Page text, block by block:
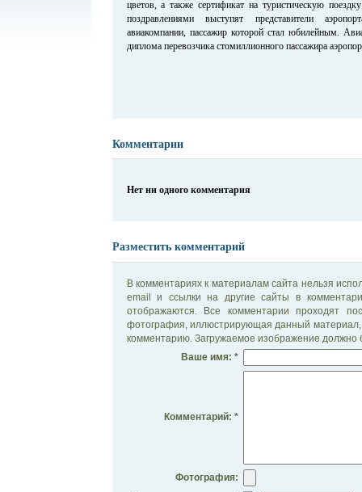
цветов, а также сертификат на туристическую
поздравлениями выступят представители
авиакомпании, пассажир которой стал юбилейным.
диплома перевозчика стомиллионного пассажира
Комментарии
Нет ни одного комментария
Разместить комментарий
В комментариях к материалам сайта нельзя
email и ссылки на другие сайты в
отображаются. Все комментарии проходят
фотография, иллюстрирующая данный материал,
комментарию. Загружаемое изображение должно
Ваше имя: *
Комментарий: *
Фотография: